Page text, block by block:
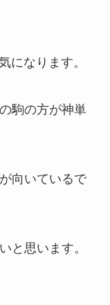
になります。
駒の方が神単
向いているで
と思います。